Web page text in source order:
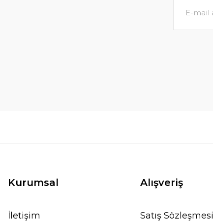
Kurumsal
İletişim
Alışveriş
Satış Sözleşmesi